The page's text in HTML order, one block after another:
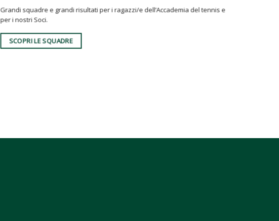
Grandi squadre e grandi risultati per i ragazzi/e dell’Accademia del tennis e
per i nostri Soci.
SCOPRI LE SQUADRE